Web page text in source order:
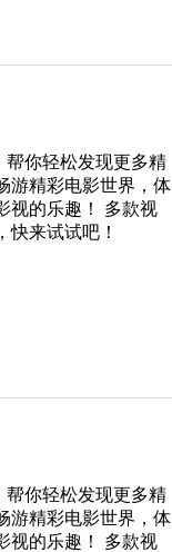
帮你轻松发现更多精
游精彩电影世界，体
视的乐趣！ 多款视
来试试吧！
帮你轻松发现更多精
游精彩电影世界，体
视的乐趣！ 多款视